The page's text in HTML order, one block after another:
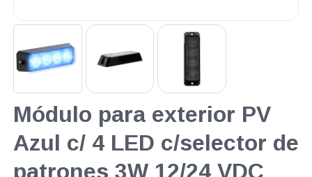
Módulo para exterior PV
Azul c/ 4 LED c/selector de
patrones 3W 12/24 VDC